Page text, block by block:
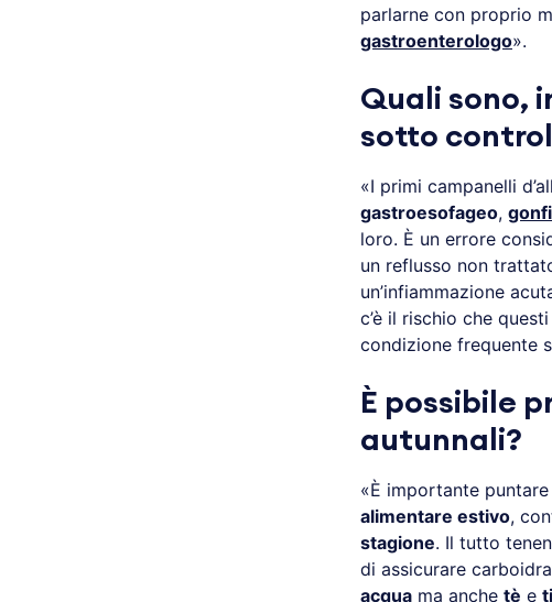
parlarne con proprio
gastroenterologo».
Quali sono,
sotto
«I primi campanelli
gastroesofageo,
loro. È un errore
un reflusso non
un’infiammazione
c’è il rischio che
condizione frequente
È possibile
autunnali?
«È importante
alimentare estivo,
stagione. Il tutto
di assicurare
acqua ma anche tè e